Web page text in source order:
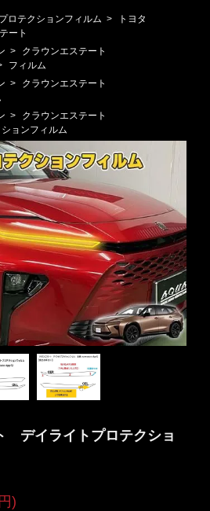
ロテクションフィルム >
トヨタ
ート
>
クラウンエステート
フィルム
>
クラウンエステート
>
クラウンエステート
ョンフィルム
デイライトプロテクショ
)